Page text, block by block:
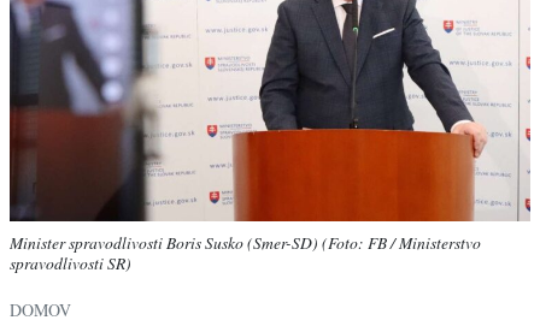
Minister spravodlivosti Boris Susko (Smer-SD) (Foto: FB / Ministerstvo
spravodlivosti SR)
DOMOV